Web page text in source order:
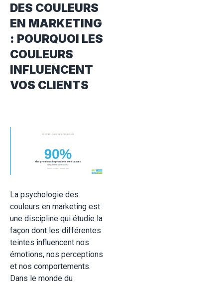
DES COULEURS
EN MARKETING
: POURQUOI LES
COULEURS
INFLUENCENT
VOS CLIENTS
La psychologie des
couleurs en marketing est
une discipline qui étudie la
façon dont les différentes
teintes influencent nos
émotions, nos perceptions
et nos comportements.
Dans le monde du